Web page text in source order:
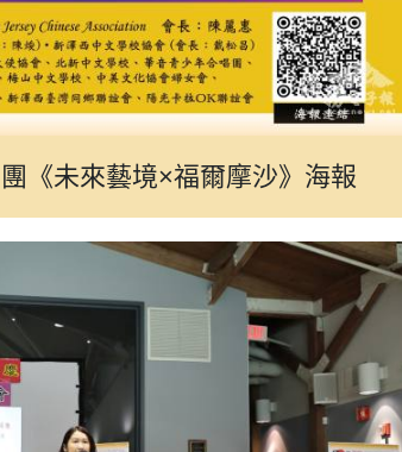
《未來藝境×福爾摩沙》海報